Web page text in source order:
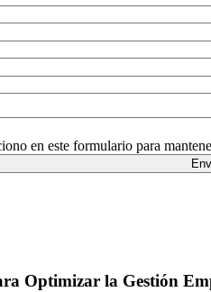
en este formulario para
Optimizar la Gestión